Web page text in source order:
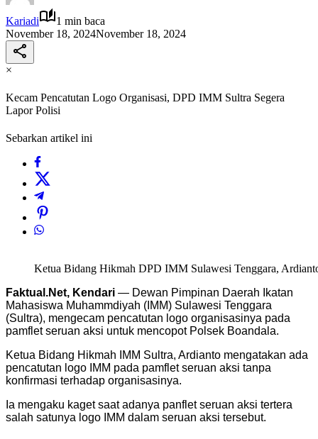
Kariadi
1 min baca
November 18, 2024November 18, 2024
×
Kecam Pencatutan Logo Organisasi, DPD IMM Sultra Segera
Lapor Polisi
Sebarkan artikel ini
Ketua Bidang Hikmah DPD IMM Sulawesi Tenggara,
Faktual.Net, Kendari — Dewan Pimpinan Daerah Ikatan
Mahasiswa Muhammdiyah (IMM) Sulawesi Tenggara
(Sultra), mengecam pencatutan logo organisasinya pada
pamflet seruan aksi untuk mencopot Polsek Boandala.
Ketua Bidang Hikmah IMM Sultra, Ardianto mengatakan ada
pencatutan logo IMM pada pamflet seruan aksi tanpa
konfirmasi terhadap organisasinya.
Ia mengaku kaget saat adanya panflet seruan aksi tertera
salah satunya logo IMM dalam seruan aksi tersebut.